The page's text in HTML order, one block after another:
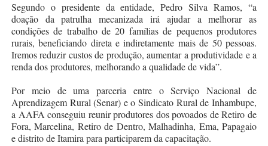
Segundo o presidente da entidade, Pedro Silva Ramos, “a
doação da patrulha mecanizada irá ajudar a melhorar as
condições de trabalho de 20 famílias de pequenos produtores
rurais, beneficiando direta e indiretamente mais de 50 pessoas.
Iremos reduzir custos de produção, aumentar a produtividade e a
renda dos produtores, melhorando a qualidade de vida”.
Por meio de uma parceria entre o Serviço Nacional de
Aprendizagem Rural (Senar) e o Sindicato Rural de Inhambupe,
a AAFA conseguiu reunir produtores dos povoados de Retiro de
Fora, Marcelina, Retiro de Dentro, Malhadinha, Ema, Papagaio
e distrito de Itamira para participarem da capacitação.